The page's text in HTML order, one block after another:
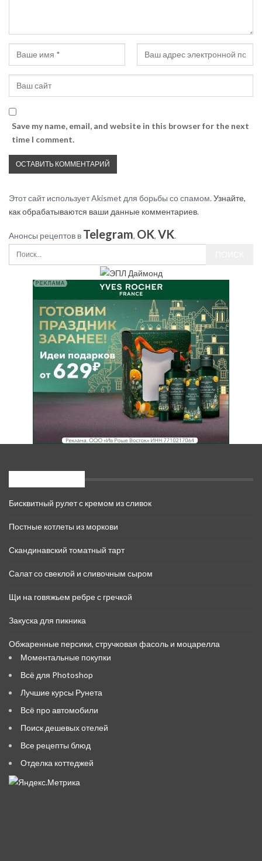
Save my name, email, and website in this browser for the next
time I comment.
Этот сайт использует Akismet для борьбы со спамом. Узнайте,
как обрабатываются ваши данные комментариев.
Анонсы рецептов в Telegram, OK, VK.
Бисквитный рулет с кремом из сливок
Постные котлеты из моркови
Скандинавский томатный тарт
Салат со свеклой и сливочным сыром
Щи на говяжьем ребре с гречкой
Закуска для пикника
Обжаренные персики, стручковая фасоль и моцарелла
Моментальные покупки
Всё для Photoshop
Лучшие курсы Рунета
Всё про автомобили
Поиск дешевых отелей
Все рецепты блюд
Отделка коттеджей